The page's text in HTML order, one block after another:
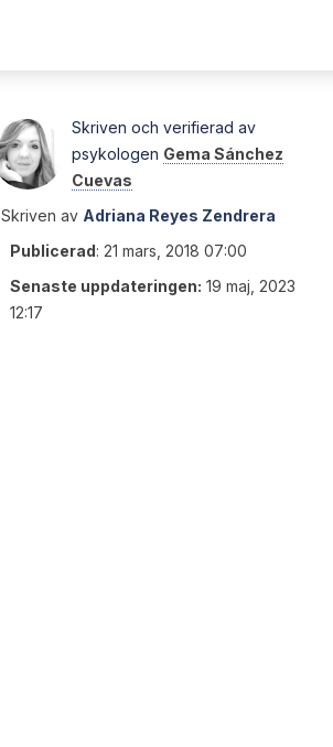
Skriven och verifierad av
psykologen Gema Sánchez
Cuevas
Skriven av Adriana Reyes Zendrera
Publicerad: 21 mars, 2018 07:00
Senaste uppdateringen: 19 maj, 2023
12:17